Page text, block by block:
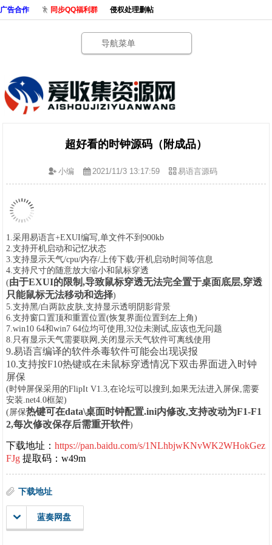
广告合作 同步QQ福利群 侵权处理删帖
导航菜单
超好看的时钟源码（附成品）
小编 2021/11/3 13:17:59 易语言源码
1.采用易语言+EXUI编写,单文件不到900kb
2.支持开机启动和记忆状态
3.支持显示天气/cpu/内存/上传下载/开机启动时间等信息
4.支持尺寸的随意放大缩小和鼠标穿透
(由于EXUI的限制,导致鼠标穿透无法完全置于桌面底层,穿透
只能鼠标无法移动和选择)
5.支持黑/白两款皮肤,支持显示透明阴影背景
6.支持窗口置顶和重置位置(恢复界面位置到左上角)
7.win1064和win7 64位均可使用,32位未测试,应该也无问题
8.只有显示天气需要联网,关闭显示天气软件可离线使用
9.易语言编译的软件杀毒软件可能会出现误报
10.支持按F10热键或在未鼠标穿透情况下双击界面进入时钟
屏保
(时钟屏保采用的FlipIt V1.3,在论坛可以搜到,如果无法进入屏保,需要
安装.net4.0框架)
(屏保热键可在data\桌面时钟配置.ini内修改,支持改动为F1-F1
2,每次修改保存后需重开软件)
下载地址：https://pan.baidu.com/s/1NLhbjwKNvWK2WHokGez
FJg 提取码：w49m
下载地址
蓝奏网盘